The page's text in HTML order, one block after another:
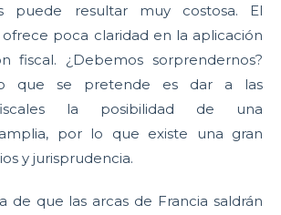
puede resultar muy costosa. El
ofrece poca claridad en la aplicación
fiscal. ¿Debemos sorprendernos?
que se pretende es dar a las
la posibilidad de una
por lo que existe una gran
y jurisprudencia.
de que las arcas de Francia saldrán